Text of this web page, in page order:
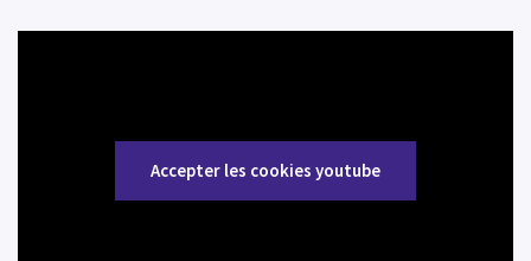
Accepter les cookies youtube